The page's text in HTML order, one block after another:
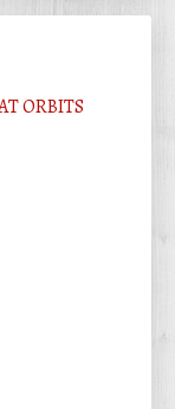
ORBITS